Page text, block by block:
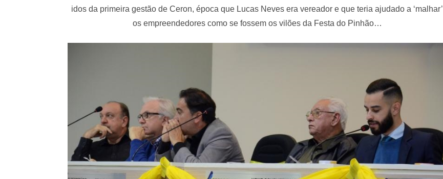
idos da primeira gestão de Ceron, época que Lucas Neves era vereador e que teria ajudado a ‘malhar’
os empreendedores como se fossem os vilões da Festa do Pinhão…